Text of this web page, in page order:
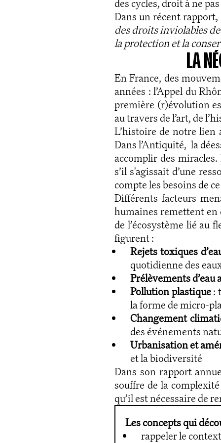
des cycles, droit à ne
Dans un récent
des droits inviolables
la protection et la
LA
En France, des
années : l’Appel du
première (r)évolution
au travers de l’art, de
L’histoire de notre lien
Dans l’Antiquité, la
accomplir des
s’il s'agissait d’une
compte les besoins de
Différents facteurs
humaines remettent en
de l’écosystème lié au
figurent :
Rejets toxiques
quotidienne des
Prélèvements d’eau
Pollution plastique:
la forme de micro-
Changement
des événements
Urbanisation et
et la biodiversité
Dans son rapport
souffre de la
qu’il est nécessaire de
Les concepts qui
rappeler le